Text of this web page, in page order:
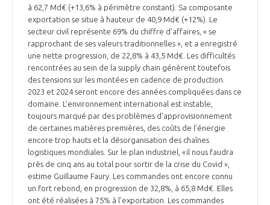
STARTAIR
COMMISSIONS ET COMITÉS
UN ÉCOSYSTÈME INTÉGRÉ ET COHÉRENT
POURQUOI DEVENIR MEMBRE ?
LA MÉDIATION DANS LA FILIÈRE AÉRONAUTIQUE ET SPATIALE
LE MÉDIATEUR DE LA FILIÈRE AÉRONAUTIQUE ET SPATIALE
MÉDIATION ET CHARTE D’ENGAGEMENT SUR LES RELATIONS ENTRE
CLIENTS ET FOURNISSEURS
LA MÉDIATION AU-DELÀ DE LA FILIÈRE AÉRONAUTIQUE ET SPATIALE
PRENDRE CONTACT AVEC LE MÉDIATEUR DE LA FILIÈRE
LE SALON DU BOURGET
L'OBSERVATOIRE
CHIFFRES CLÉS
LES ENJEUX
COMPÉTITIVITÉ
LES PUBLICATIONS
à 62,7 Md€ (+13,6% à périmètre constant). Sa composante
exportation se situe à hauteur de 40,9 Md€ (+12%). Le
secteur civil représente 69% du chiffre d’affaires, « se
rapprochant de ses valeurs traditionnelles », et a enregistré
une nette progression, de 22,8% à 43,5 Md€. Les difficultés
rencontrées au sein de la supply chain génèrent toutefois
des tensions sur les montées en cadence de production.
2023 et 2024 seront encore des années compliquées dans ce
domaine. L’environnement international est instable,
toujours marqué par des problèmes d'approvisionnement
de certaines matières premières, des coûts de l'énergie
encore trop hauts et la désorganisation des chaînes
logistiques mondiales. Sur le plan industriel, « il nous faudra
près de cinq ans au total pour sortir de la crise du Covid »,
estime Guillaume Faury. Les commandes ont encore connu
un fort rebond, en progression de 32,8%, à 65,8 Md€. Elles
ont été réalisées à 75% à l’exportation. Les commandes
Découvrez les avantages d'adhérer au GIFAS.
Rencontres, salons, données sectorielles,
programmes ...
DEMANDE D’ADHÉSION